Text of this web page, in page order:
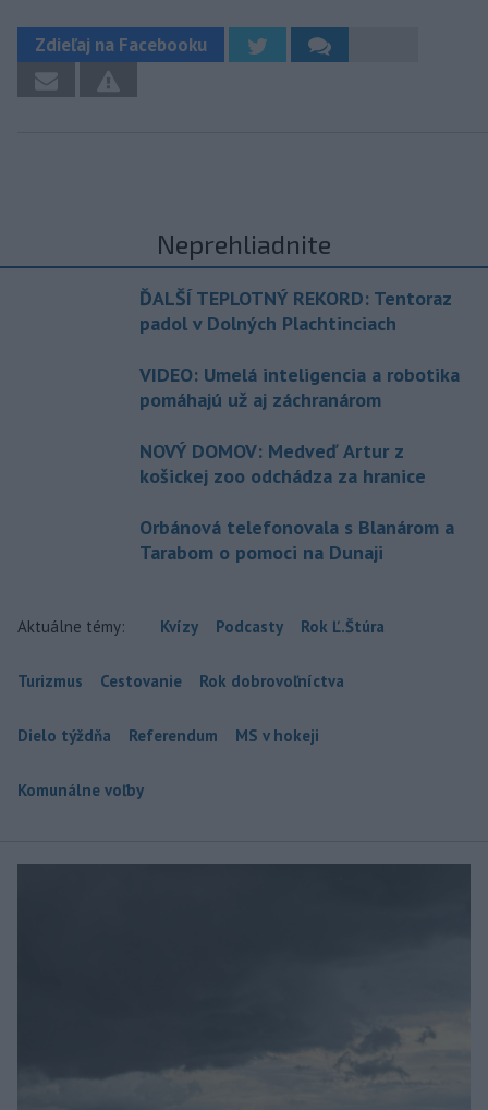
Zdieľaj na Facebooku
Neprehliadnite
ĎALŠÍ TEPLOTNÝ REKORD: Tentoraz
padol v Dolných Plachtinciach
VIDEO: Umelá inteligencia a robotika
pomáhajú už aj záchranárom
NOVÝ DOMOV: Medveď Artur z
košickej zoo odchádza za hranice
Orbánová telefonovala s Blanárom a
Tarabom o pomoci na Dunaji
Aktuálne témy: Kvízy Podcasty Rok Ľ.Štúra
Turizmus Cestovanie Rok dobrovoľníctva
Dielo týždňa Referendum MS v hokeji
Komunálne voľby